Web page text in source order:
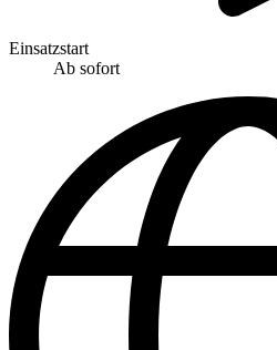
Einsatzstart
Ab sofort